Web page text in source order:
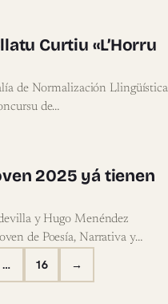
Curtiu «L’Horru
de Normalización Llingüística
de…
2025 yá tienen
y Hugo Menéndez
de Poesía, Narrativa y…
… 16 →